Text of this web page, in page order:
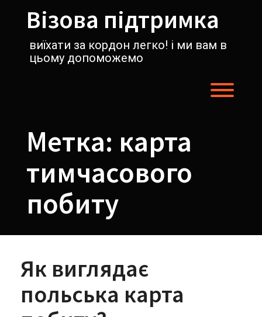
содержимомуВізова підтримка
виїхати за кордон легко! і ми вам в
цьому допоможемо
Метка: карта
тимчасового
побиту
Як виглядає
польська карта